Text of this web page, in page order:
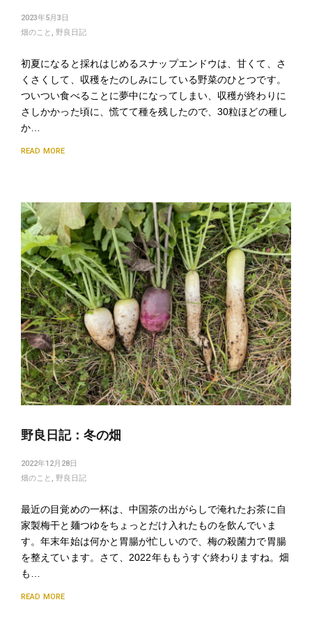
2023年5月3日
畑のこと , 野良日記
初夏になると採れはじめるスナップエンドウは、甘くて、さ
くさくして、収穫をたのしみにしている野菜のひとつです。
ついつい食べることに夢中になってしまい、収穫が終わりに
さしかかった頃に、慌てて種を残したので、30粒ほどの種し
か…
READ MORE
野良日記：冬の畑
2022年12月28日
畑のこと , 野良日記
最近の目覚めの一杯は、中国茶の出がらしで淹れたお茶に自
家製梅干と麺つゆをちょっとだけ入れたものを飲んでいま
す。年末年始は何かと胃腸が忙しいので、梅の殺菌力で胃腸
を整えています。さて、2022年ももうすぐ終わりますね。畑
も…
READ MORE